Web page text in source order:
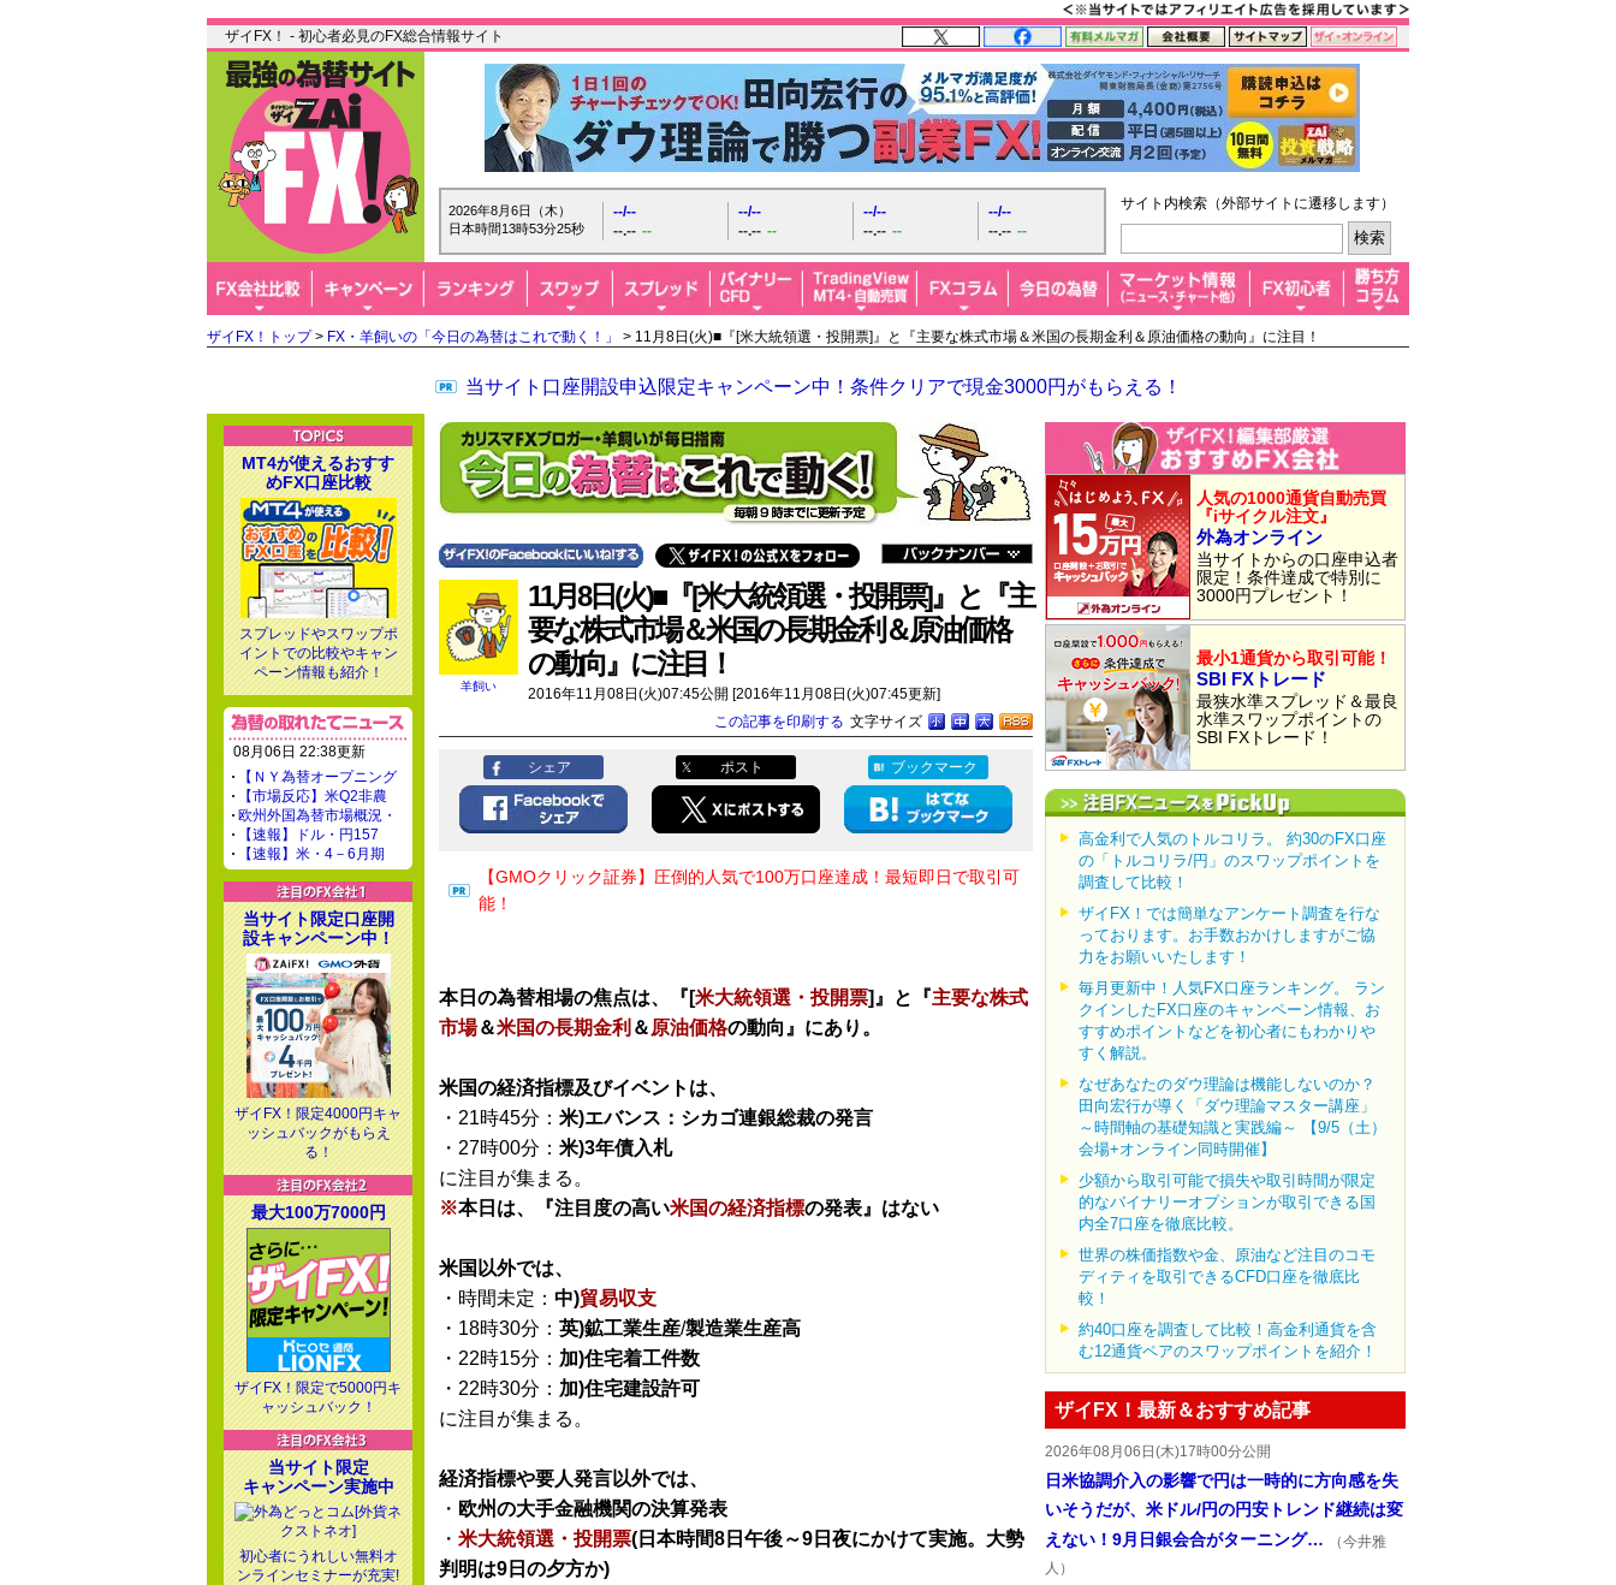
ザイFX！ - 初心者必見のFX総合情報サイト
2026年8月6日（木）
日本時間13時53分27秒
--/--
--.-- --
--/--
--.-- --
--/--
--.-- --
--/--
--.-- --
サイト内検索（外部サイトに遷移します）
ザイFX！トップ> FX・羊飼いの「今日の為替はこれで動く！」 > 11月8日(火)■『[米大統領選・投開票]』と『主要な株式市場＆米国の長期金利＆原油価格の動向』に注目！
当サイト口座開設申込限定キャンペーン中！条件クリアで現金3000円がもらえる！
羊飼い
11月8日(火)■『[米大統領選・投開票]』と『主
要な株式市場＆米国の長期金利＆原油価格
の動向』に注目！
2016年11月08日(火)07:45公開 [2016年11月08日(火)07:45更新]
文字サイズ
この記事を印刷する
シェア ポスト ブックマーク
【GMOクリック証券】圧倒的人気で100万口座達成！最短即日で取引可
能！
本日の為替相場の焦点は、『[米大統領選・投開票]』と『主要な株式
市場＆米国の長期金利 ＆ 原油価格の動向』にあり。
米国の経済指標及びイベントは、
・21時45分： 米)エバンス：シカゴ連銀総裁の発言
・27時00分： 米)3年債入札
に注目が集まる。
※本日は、『注目度の高い米国の経済指標の発表』はない
米国以外では、
・時間未定： 中)貿易収支
・18時30分： 英)鉱工業生産/製造業生産高
・22時15分： 加)住宅着工件数
・22時30分： 加)住宅建設許可
に注目が集まる。
経済指標や要人発言以外では、
・ 欧州の大手金融機関の決算発表
・ 米大統領選・投開票(日本時間8日午後～9日夜にかけて実施。大勢
判明は9日の夕方か)
人気の1000通貨自動売買
『iサイクル注文』
外為オンライン
当サイトからの口座申込者
限定！条件達成で特別に
3000円プレゼント！
最小1通貨から取引可能！
SBI FXトレード
最狭水準スプレッド＆最良
水準スワップポイントの
SBI FXトレード！
高金利で人気のトルコリラ。 約30のFX口座
の「トルコリラ/円」のスワップポイントを
調査して比較！
ザイFX！では簡単なアンケート調査を行な
っております。お手数おかけしますがご協
力をお願いいたします！
毎月更新中！人気FX口座ランキング。 ラン
クインしたFX口座のキャンペーン情報、お
すすめポイントなどを初心者にもわかりや
すく解説。
なぜあなたのダウ理論は機能しないのか？
田向宏行が導く「ダウ理論マスター講座」
～時間軸の基礎知識と実践編～ 【9/5（土）
会場+オンライン同時開催】
少額から取引可能で損失や取引時間が限定
的なバイナリーオプションが取引できる国
内全7口座を徹底比較。
世界の株価指数や金、原油など注目のコモ
ディティを取引できるCFD口座を徹底比
較！
約40口座を調査して比較！高金利通貨を含
む12通貨ペアのスワップポイントを紹介！
ザイFX！最新＆おすすめ記事
2026年08月06日(木)17時00分公開
日米協調介入の影響で円は一時的に方向感を失
いそうだが、米ドル/円の円安トレンド継続は変
えない！9月日銀会合がターニング…
（今井雅
人）
MT4が使えるおすす
めFX口座比較
スプレッドやスワップポ
イントでの比較やキャン
ペーン情報も紹介！
08月06日 22:38更新
【ＮＹ為替オープニング
【市場反応】米Q2非農
欧州外国為替市場概況・
【速報】ドル・円157
【速報】米・4－6月期
当サイト限定口座開
設キャンペーン中！
ザイFX！限定4000円キャ
ッシュバックがもらえ
る！
最大100万7000円
ザイFX！限定で5000円キ
ャッシュバック！
当サイト限定
キャンペーン実施中
初心者にうれしい無料オ
ンラインセミナーが充実!